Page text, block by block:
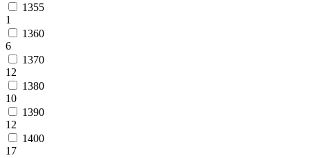
1355
1
1360
6
1370
12
1380
10
1390
12
1400
17